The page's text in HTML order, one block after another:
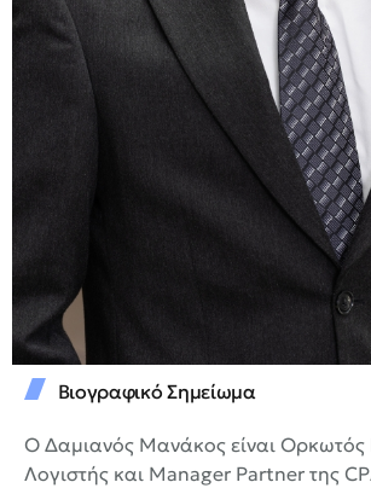
Βιογραφικό Σημείωμα
Ο Δαμιανός Μανάκος είναι Ορκωτός
Λογιστής και Manager Partner της